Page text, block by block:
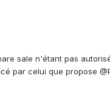
sale n'étant pas
par celui que propose